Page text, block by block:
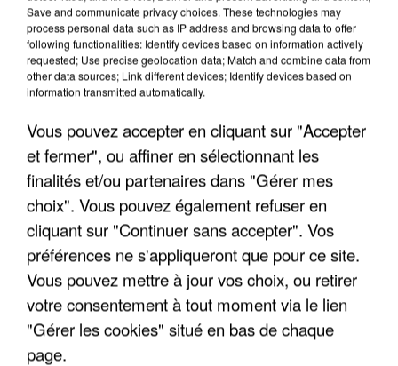
UNE TOURISTE DE L’OISE EMPORTÉE PAR UNE
COULÉE DE BOUE EN HAUTE-SAVOIE
Save and communicate privacy choices. These technologies may
process personal data such as IP address and browsing data to offer
following functionalities: Identify devices based on information actively
requested; Use precise geolocation data; Match and combine data from
other data sources; Link different devices; Identify devices based on
information transmitted automatically.
Vous pouvez accepter en cliquant sur "Accepter
et fermer", ou affiner en sélectionnant les
finalités et/ou partenaires dans "Gérer mes
choix". Vous pouvez également refuser en
cliquant sur "Continuer sans accepter". Vos
préférences ne s'appliqueront que pour ce site.
Vous pouvez mettre à jour vos choix, ou retirer
votre consentement à tout moment via le lien
"Gérer les cookies" situé en bas de chaque
page.